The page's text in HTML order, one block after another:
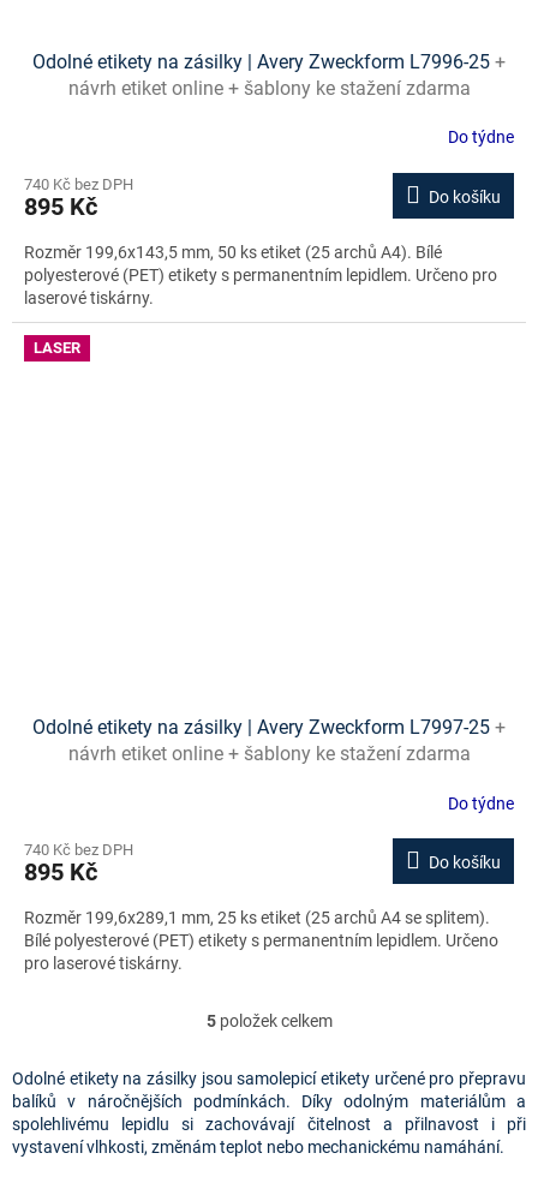
Odolné etikety na zásilky | Avery Zweckform L7996-25 +
návrh etiket online + šablony ke stažení zdarma
Do týdne
740 Kč bez DPH
895 Kč Do košíku
Rozměr 199,6x143,5 mm, 50 ks etiket (25 archů A4). Bílé
polyesterové (PET) etikety s permanentním lepidlem. Určeno pro
laserové tiskárny.
LASER
Odolné etikety na zásilky | Avery Zweckform L7997-25 +
návrh etiket online + šablony ke stažení zdarma
Do týdne
740 Kč bez DPH
895 Kč Do košíku
Rozměr 199,6x289,1 mm, 25 ks etiket (25 archů A4 se splitem).
Bílé polyesterové (PET) etikety s permanentním lepidlem. Určeno
pro laserové tiskárny.
O
l
á
d
a
5položek celkem
Odolné etikety na zásilky jsou samolepicí etikety určené pro přepravu
balíků v náročnějších podmínkách. Díky odolným materiálům a
spolehlivému lepidlu si zachovávají čitelnost a přilnavost i při
vystavení vlhkosti, změnám teplot nebo mechanickému namáhání.